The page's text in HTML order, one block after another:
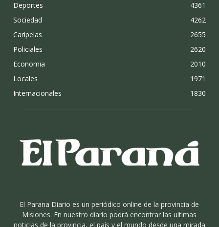
Deportes
4361
Sociedad
4262
Caripelas
2655
Policiales
2620
Economia
2010
Locales
1971
Internacionales
1830
El Parana Diario es un periódico online de la provincia de
Misiones. En nuestro diario podrá encontrar las ultimas
noticias de la provincia, el país y el mundo desde una mirada